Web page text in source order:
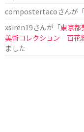
compostertacoさんが
xsiren19さんが「東京都
美術コレクション 百花
ました